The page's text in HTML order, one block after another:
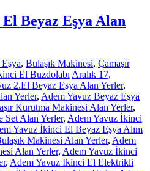
Beyaz Eşya Alan
, Bulaşık Makinesi, Çamaşır
El Buzdolabı Aralık 17,
2.El Beyaz Eşya Alan Yerler,
Yerler, Adem Yavuz Beyaz Eşya
Kurutma Makinesi Alan Yerler,
Set Alan Yerler, Adem Yavuz İkinci
Yavuz İkinci El Beyaz Eşya Alım
Makinesi Alan Yerler, Adem
Alan Yerler, Adem Yavuz İkinci
, Adem Yavuz İkinci El Elektrikli